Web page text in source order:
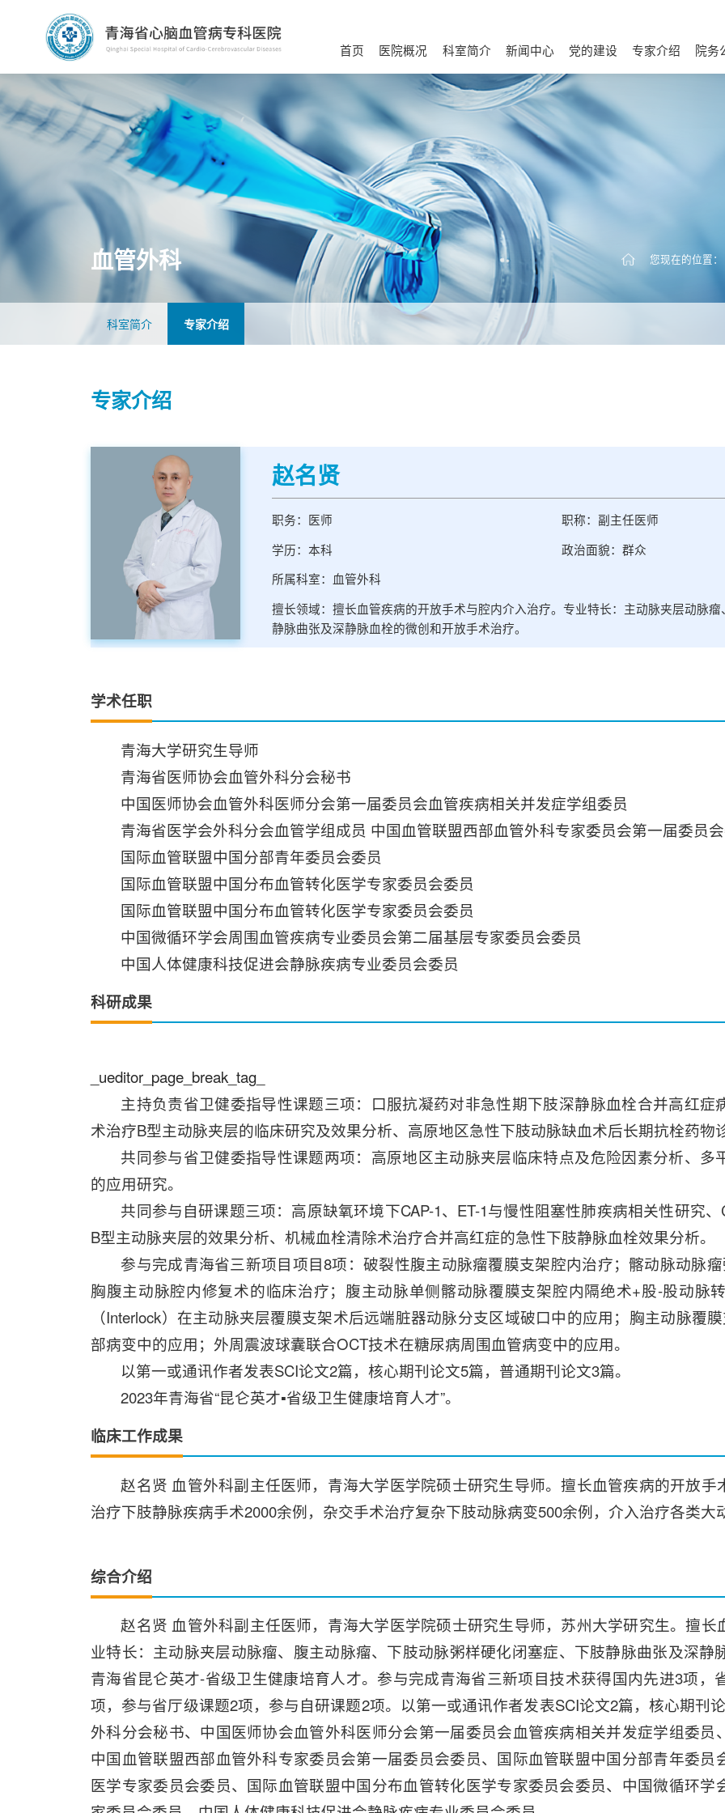
首页 医院概况
医院介绍
历史足迹
宣传视频
医院荣誉
文化建设
医院环境
温馨医患
联系我们
科室简介
内科
外科
诊疗相关科室
新闻中心
医院动态
视频新闻
党的建设
理论学习
基层党建
统战群团
纪检动态
专家介绍 院务
血管外科 您现在的位置
科室简介 专家介绍
专家介绍
赵名贤
职务：医师
职称：副主任医师
学历：本科
政治面貌：群众
所属科室：血管外科
擅长领域：擅长血管疾病的开放手术与腔内介入治疗。专业特长：主动脉夹层动脉
静脉曲张及深静脉血栓的微创和开放手术治疗。
学术任职
青海大学研究生导师
青海省医师协会血管外科分会秘书
中国医师协会血管外科医师分会第一届委员会血管疾病相关并发症学组委员
青海省医学会外科分会血管学组成员 中国血管联盟西部血管外科专家委员会第一届委员
国际血管联盟中国分部青年委员会委员
国际血管联盟中国分布血管转化医学专家委员会委员
国际血管联盟中国分布血管转化医学专家委员会委员
中国微循环学会周围血管疾病专业委员会第二届基层专家委员会委员
中国人体健康科技促进会静脉疾病专业委员会委员
科研成果
_ueditor_page_break_tag_
主持负责省卫健委指导性课题三项：口服抗凝药对非急性期下肢深静脉血栓合并高红
术治疗B型主动脉夹层的临床研究及效果分析、高原地区急性下肢动脉缺血术后长期抗栓药物
共同参与省卫健委指导性课题两项：高原地区主动脉夹层临床特点及危险因素分析、
的应用研究。
共同参与自研课题三项：高原缺氧环境下CAP-1、ET-1与慢性阻塞性肺疾病相关性研究、
B型主动脉夹层的效果分析、机械血栓清除术治疗合并高红症的急性下肢静脉血栓效果分析。
参与完成青海省三新项目项目8项：破裂性腹主动脉瘤覆膜支架腔内治疗；髂动脉动脉
胸腹主动脉腔内修复术的临床治疗；腹主动脉单侧髂动脉覆膜支架腔内隔绝术+股-股动脉
（Interlock）在主动脉夹层覆膜支架术后远端脏器动脉分支区域破口中的应用；胸主动脉覆
部病变中的应用；外周震波球囊联合OCT技术在糖尿病周围血管病变中的应用。
以第一或通讯作者发表SCI论文2篇，核心期刊论文5篇，普通期刊论文3篇。
2023年青海省“昆仑英才▪省级卫生健康培育人才”。
临床工作成果
赵名贤 血管外科副主任医师，青海大学医学院硕士研究生导师。擅长血管疾病的开放
治疗下肢静脉疾病手术2000余例，杂交手术治疗复杂下肢动脉病变500余例，介入治疗各类大
综合介绍
赵名贤 血管外科副主任医师，青海大学医学院硕士研究生导师，苏州大学研究生。擅
业特长：主动脉夹层动脉瘤、腹主动脉瘤、下肢动脉粥样硬化闭塞症、下肢静脉曲张及深静
青海省昆仑英才-省级卫生健康培育人才。参与完成青海省三新项目技术获得国内先进3项，
项，参与省厅级课题2项，参与自研课题2项。以第一或通讯作者发表SCI论文2篇，核心期刊
外科分会秘书、中国医师协会血管外科医师分会第一届委员会血管疾病相关并发症学组委
中国血管联盟西部血管外科专家委员会第一届委员会委员、国际血管联盟中国分部青年委
医学专家委员会委员、国际血管联盟中国分布血管转化医学专家委员会委员、中国微循环